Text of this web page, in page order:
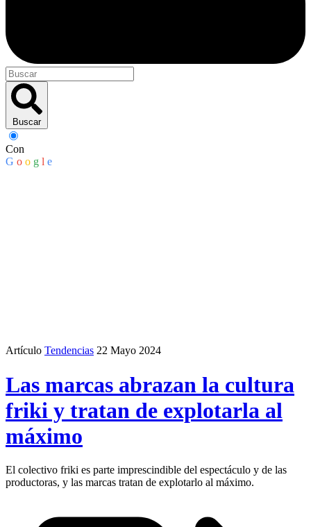
Buscar
Con
G o o g l e
Artículo Tendencias 22 Mayo 2024
Las marcas abrazan la cultura
friki y tratan de explotarla al
máximo
El colectivo friki es parte imprescindible del espectáculo y de las
productoras, y las marcas tratan de explotarlo al máximo.